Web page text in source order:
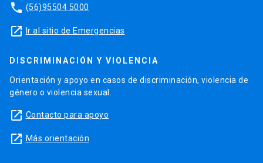
phone (56)95504 5000
launch Ir al sitio de Emergencias
DISCRIMINACIÓN Y VIOLENCIA
Orientación y apoyo en casos de discriminación, violencia de
género o violencia sexual.
launch Contacto para apoyo
launch Más orientación